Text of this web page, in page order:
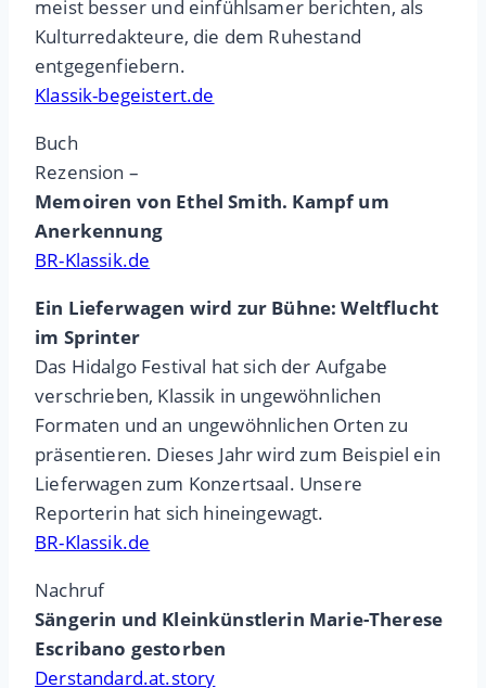
meist besser und einfühlsamer berichten, als
Kulturredakteure, die dem Ruhestand
entgegenfiebern.
Klassik-begeistert.de
Buch
Rezension –
Memoiren von Ethel Smith. Kampf um
Anerkennung
BR-Klassik.de
Ein Lieferwagen wird zur Bühne: Weltflucht
im Sprinter
Das Hidalgo Festival hat sich der Aufgabe
verschrieben, Klassik in ungewöhnlichen
Formaten und an ungewöhnlichen Orten zu
präsentieren. Dieses Jahr wird zum Beispiel ein
Lieferwagen zum Konzertsaal. Unsere
Reporterin hat sich hineingewagt.
BR-Klassik.de
Nachruf
Sängerin und Kleinkünstlerin Marie-Therese
Escribano gestorben
Derstandard.at.story